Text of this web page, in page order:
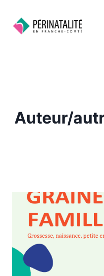
contenu
Auteur/